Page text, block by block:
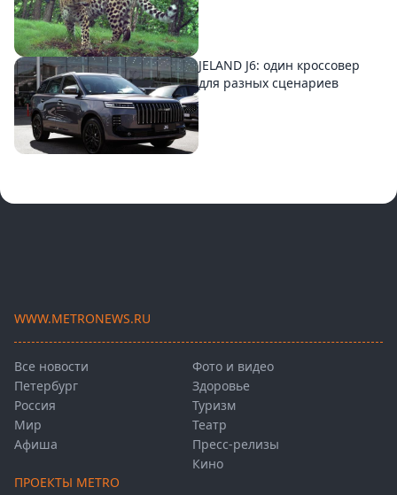
JELAND J6: один кроссовер
для разных сценариев
WWW.METRONEWS.RU
Все новости
Петербург
Россия
Мир
Афиша
Фото и видео
Здоровье
Туризм
Театр
Пресс-релизы
Кино
ПРОЕКТЫ METRO